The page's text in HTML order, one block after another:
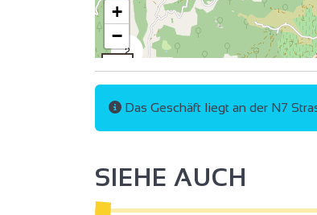
2
+
−
Das Geschäft liegt an der N7
SIEHE AUCH